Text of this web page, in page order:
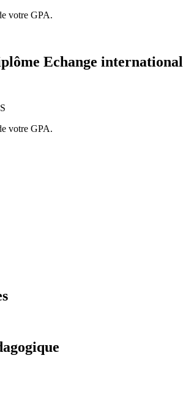
votre GPA.
Echange
votre GPA.